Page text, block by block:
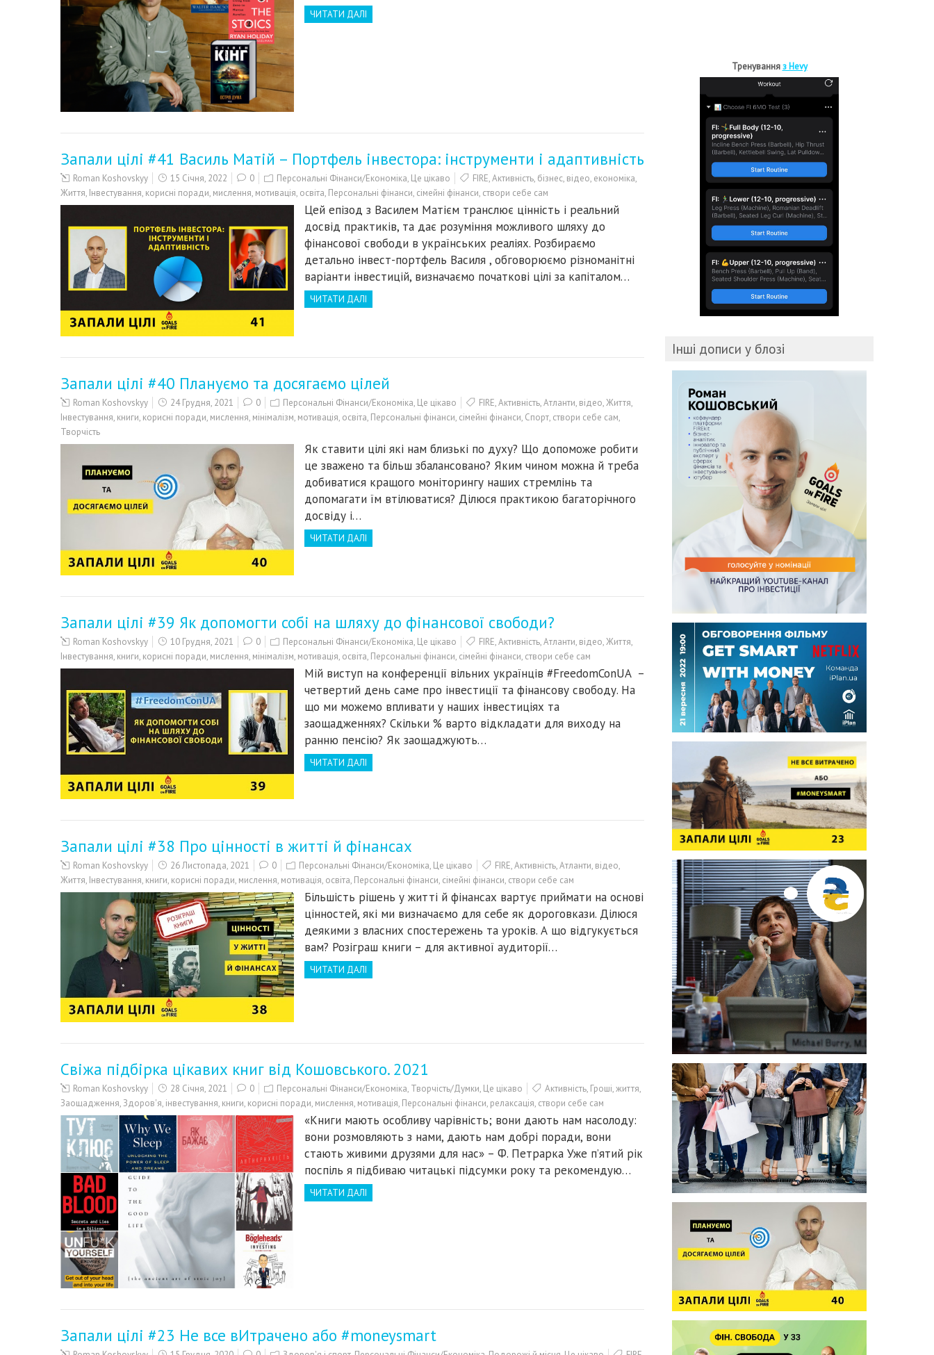
ЧИТАТИ ДАЛІ
Запали цілі #41 Василь Матій – Портфель інвестора: інструменти і адаптивність
Roman Koshovskyy 15 Січня, 2022 0 Персональні Фінанси/Економіка, Це цікаво FIRE,Активність, бізнес, відео, економіка,
Життя, Інвестування, корисні поради, мислення, мотивація, освіта, Персональні фінанси, сімейні фінанси, створи себе сам
Цей епізод з Василем Матієм транслює цінність і реальний
досвід практиків, та дає розуміння можливого шляху до
фінансової свободи в українських реаліях. Розбираємо
детально інвест-портфель Василя , обговорюємо різноманітні
варіанти інвестицій, визначаємо початкові цілі за капіталом…
ЧИТАТИ ДАЛІ
Запали цілі #40 Плануємо та досягаємо цілей
Roman Koshovskyy 24 Грудня, 2021 0 Персональні Фінанси/Економіка, Це цікаво FIRE,Активність,Атланти, відео,Життя,
Інвестування, книги, корисні поради, мислення, мінімалізм, мотивація, освіта, Персональні фінанси, сімейні фінанси, Спорт, створи себе сам,
Творчість
Як ставити цілі які нам близькі по духу? Що допоможе робити
це зважено та більш збалансовано? Яким чином можна й треба
добиватися кращого моніторингу наших стремлінь та
допомагати їм втілюватися? Ділюся практикою багаторічного
досвіду і…
ЧИТАТИ ДАЛІ
Запали цілі #39 Як допомогти собі на шляху до фінансової свободи?
Roman Koshovskyy 10 Грудня, 2021 0 Персональні Фінанси/Економіка, Це цікаво FIRE,Активність,Атланти, відео,Життя,
Інвестування, книги, корисні поради, мислення, мінімалізм, мотивація, освіта, Персональні фінанси, сімейні фінанси, створи себе сам
Мій виступ на конференції вільних українців #FreedomConUA –
четвертий день саме про інвестиції та фінансову свободу. На
що ми можемо впливати у наших інвестиціях та
заощадженнях? Скільки % варто відкладати для виходу на
ранню пенсію? Як заощаджують…
ЧИТАТИ ДАЛІ
Запали цілі #38 Про цінності в житті й фінансах
Roman Koshovskyy 26 Листопада, 2021 0 Персональні Фінанси/Економіка, Це цікаво FIRE,Активність,Атланти, відео,
Життя, Інвестування, книги, корисні поради, мислення, мотивація, освіта, Персональні фінанси, сімейні фінанси, створи себе сам
Більшість рішень у житті й фінансах вартує приймати на основі
цінностей, які ми визначаємо для себе як дороговкази. Ділюся
деякими з власних спостережень та уроків. А що відгукується
вам? Розіграш книги – для активної аудиторії…
ЧИТАТИ ДАЛІ
Свіжа підбірка цікавих книг від Кошовського. 2021
Roman Koshovskyy 28 Січня, 2021 0 Персональні Фінанси/Економіка, Творчість/Думки, Це цікаво Активність, Гроші,життя,
Заощадження,Здоров'я, інвестування, книги, корисні поради, мислення, мотивація, Персональні фінанси, релаксація, створи себе сам
«Книги мають особливу чарівність; вони дають нам насолоду:
вони розмовляють з нами, дають нам добрі поради, вони
стають живими друзями для нас» – Ф. Петрарка Уже п’ятий рік
поспіль я підбиваю читацькі підсумки року та рекомендую…
ЧИТАТИ ДАЛІ
Запали цілі #23 Не все вИтрачено або #moneysmart
Тренуванняз Hevy
Інші дописи у блозі